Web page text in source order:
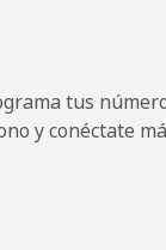
tus
y conéctate